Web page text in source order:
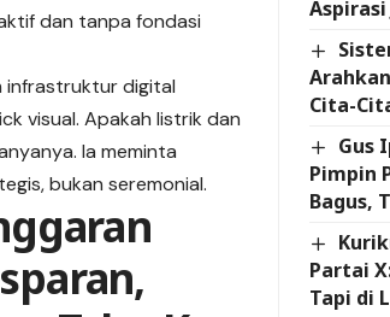
Aspirasi
Cita-
Gus
Pimpin
Bagus,
Partai
Tapi di
dan tanpa fondasi
infrastruktur digital
visual. Apakah listrik dan
Ia meminta
bukan seremonial.